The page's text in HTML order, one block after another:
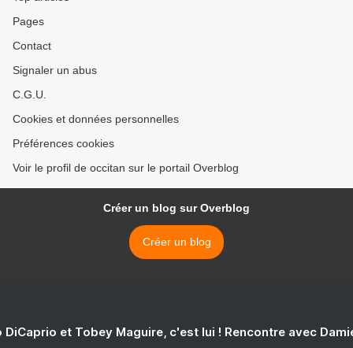
Pages
Contact
Signaler un abus
C.G.U.
Cookies et données personnelles
Préférences cookies
Voir le profil de occitan sur le portail Overblog
Créer un blog sur Overblog
Créer un blog
DiCaprio et Tobey Maguire, c'est lui ! Rencontre avec